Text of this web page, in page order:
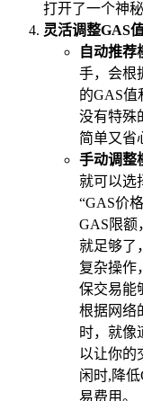
打开了一个神
灵活调整GAS
自动推荐
手，会根
的GAS值
没有特殊
简单又省
手动调整
就可以选
“GAS价
GAS限额
就足够了
复杂操作
保交易能
根据网络
时，就像
以让你的
闲时,降
易费用。